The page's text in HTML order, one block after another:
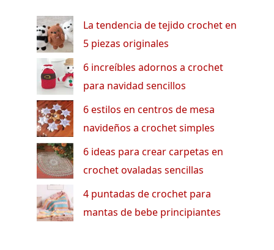
La tendencia de tejido crochet en
5 piezas originales
6 increíbles adornos a crochet
para navidad sencillos
6 estilos en centros de mesa
navideños a crochet simples
6 ideas para crear carpetas en
crochet ovaladas sencillas
4 puntadas de crochet para
mantas de bebe principiantes